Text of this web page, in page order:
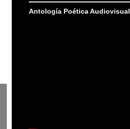
Antología Poética Audiovisual